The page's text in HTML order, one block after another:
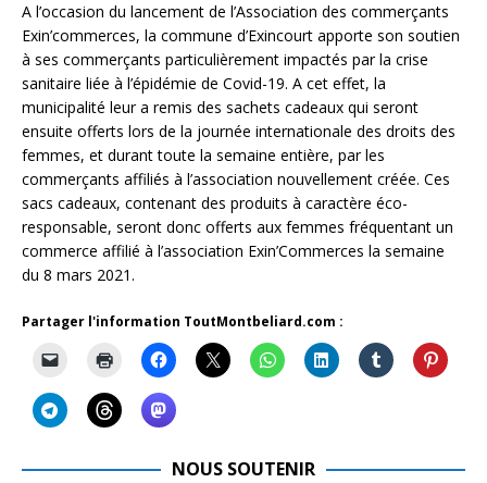
A l’occasion du lancement de l’Association des commerçants
Exin’commerces, la commune d’Exincourt apporte son soutien
à ses commerçants particulièrement impactés par la crise
sanitaire liée à l’épidémie de Covid-19. A cet effet, la
municipalité leur a remis des sachets cadeaux qui seront
ensuite offerts lors de la journée internationale des droits des
femmes, et durant toute la semaine entière, par les
commerçants affiliés à l’association nouvellement créée. Ces
sacs cadeaux, contenant des produits à caractère éco-
responsable, seront donc offerts aux femmes fréquentant un
commerce affilié à l’association Exin’Commerces la semaine
du 8 mars 2021.
Partager l'information ToutMontbeliard.com :
NOUS SOUTENIR